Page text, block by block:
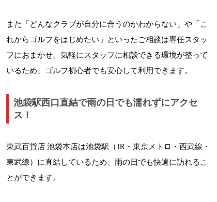
また「どんなクラブが自分に合うのかわからない」や「こ
れからゴルフをはじめたい」といったご相談は専任スタッ
フにおまかせ。気軽にスタッフに相談できる環境が整って
いるため、ゴルフ初心者でも安心して利用できます。
池袋駅西口直結で雨の日でも濡れずにアクセ
ス！
東武百貨店 池袋本店は池袋駅（JR・東京メトロ・西武線・
東武線）に直結しているため、雨の日でも快適に訪れるこ
とができます。